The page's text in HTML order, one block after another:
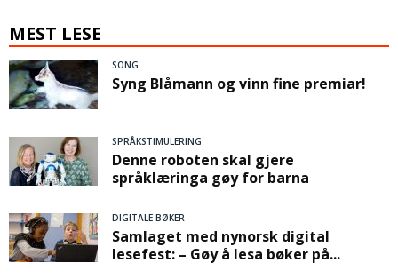
MEST LESE
SONG
Syng Blåmann og vinn fine premiar!
SPRÅKSTIMULERING
Denne roboten skal gjere
språklæringa gøy for barna
DIGITALE BØKER
Samlaget med nynorsk digital
lesefest: – Gøy å lesa bøker på...